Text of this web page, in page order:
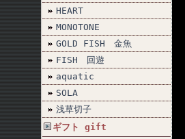
HEART
MONOTONE
GOLD FISH 金魚
FISH 回遊
aquatic
SOLA
浅草切子
ギフト gift